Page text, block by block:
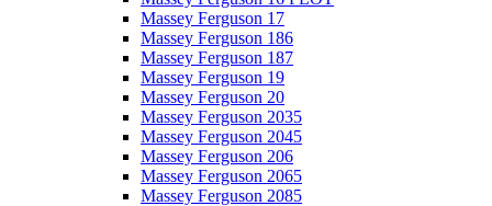
Massey Ferguson 17
Massey Ferguson 186
Massey Ferguson 187
Massey Ferguson 19
Massey Ferguson 20
Massey Ferguson 2035
Massey Ferguson 2045
Massey Ferguson 206
Massey Ferguson 2065
Massey Ferguson 2085